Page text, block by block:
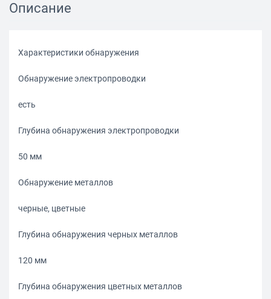
Описание
Характеристики обнаружения
Обнаружение электропроводки
есть
Глубина обнаружения электропроводки
50 мм
Обнаружение металлов
черные, цветные
Глубина обнаружения черных металлов
120 мм
Глубина обнаружения цветных металлов